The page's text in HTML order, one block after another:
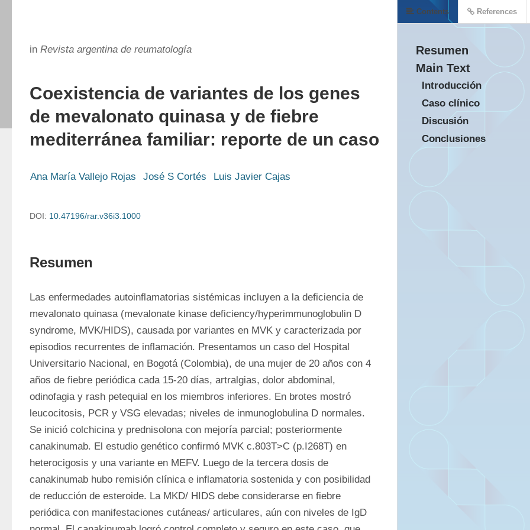
in Revista argentina de reumatología
Coexistencia de variantes de los genes
de mevalonato quinasa y de fiebre
mediterránea familiar: reporte de un caso
Ana María Vallejo Rojas José S Cortés Luis Javier Cajas
DOI: 10.47196/rar.v36i3.1000
Resumen
Las enfermedades autoinflamatorias sistémicas incluyen a la deficiencia de
mevalonato quinasa (mevalonate kinase deficiency/hyperimmunoglobulin D
syndrome, MVK/HIDS), causada por variantes en MVK y caracterizada por
episodios recurrentes de inflamación. Presentamos un caso del Hospital
Universitario Nacional, en Bogotá (Colombia), de una mujer de 20 años con 4
años de fiebre periódica cada 15-20 días, artralgias, dolor abdominal,
odinofagia y rash petequial en los miembros inferiores. En brotes mostró
leucocitosis, PCR y VSG elevadas; niveles de inmunoglobulina D normales.
Se inició colchicina y prednisolona con mejoría parcial; posteriormente
canakinumab. El estudio genético confirmó MVK c.803T>C (p.I268T) en
heterocigosis y una variante en MEFV. Luego de la tercera dosis de
canakinumab hubo remisión clínica e inflamatoria sostenida y con posibilidad
de reducción de esteroide. La MKD/ HIDS debe considerarse en fiebre
periódica con manifestaciones cutáneas/ articulares, aún con niveles de IgD
Resumen
Main Text
Introducción
Caso clínico
Discusión
Conclusiones
Contents References